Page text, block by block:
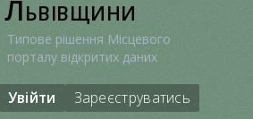
Львівщини
Типове рішення Місцевого
порталу відкритих даних
Увійти Зареєструватись